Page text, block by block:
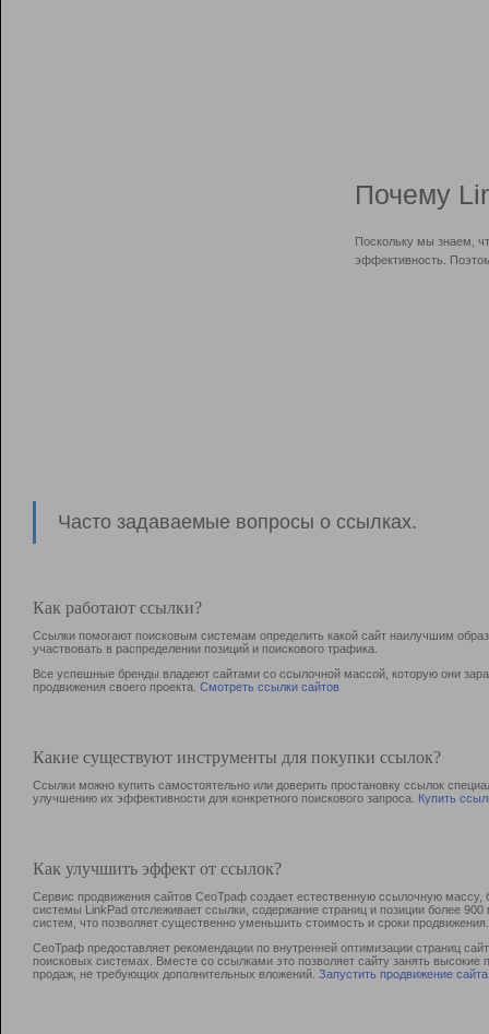
Почему
Поскольку мы знаем,
эффективность.
Часто задаваемые вопросы о ссылках.
Как работают ссылки?
Ссылки помогают поисковым системам определить какой сайт наилучшим
участвовать в раcпределении позиций и поискового трафика.
Все успешные бренды владеют сайтами со ссылочной массой, которую они
продвижения своего проекта. Смотреть ссылки сайтов
Какие существуют инструменты для покупки ссылок?
Ссылки можно купить самостоятельно или доверить простановку ссылок
улучшению их эффективности для конкретного поискового запроса. Купить
Как улучшить эффект от ссылок?
Сервис продвижения сайтов СеоТраф создает естественную ссылочную
системы LinkPad отслеживает ссылки, содержание страниц и позиции более
систем, что позволяет существенно уменьшить стоимость и сроки продвижения.
СеоТраф предоставляет рекомендации по внутренней оптимизации страниц
поисковых системах. Вместе со ссылками это позволяет сайту занять
продаж, не требующих дополнительных вложений. Запустить продвижение сайта